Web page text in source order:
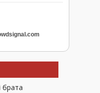
брата